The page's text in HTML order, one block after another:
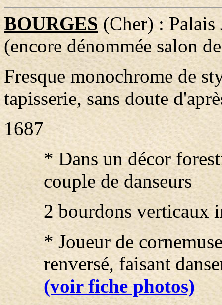
BOURGES (Cher) : Palais
(encore dénommée salon
Fresque monochrome de
tapisserie, sans doute
1687
* Dans un décor
couple de danseurs
2 bourdons verticaux
* Joueur de
renversé, faisant
(voir fiche photos)